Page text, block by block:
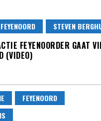
FEYENOORD STEVEN
FEYENOORDER GAAT
(VIDEO)
FEYENOORD